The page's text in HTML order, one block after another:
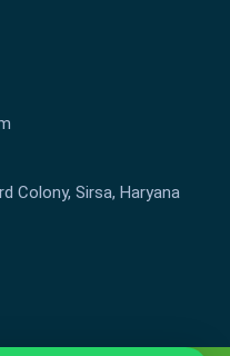
Colony, Sirsa, Haryana